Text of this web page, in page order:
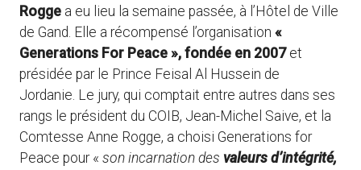
Rogge a eu lieu la semaine passée, à l’Hôtel de Ville
de Gand. Elle a récompensé l’organisation «
Generations For Peace », fondée en 2007et
présidée par le Prince Feisal Al Hussein de
Jordanie. Le jury, qui comptait entre autres dans ses
rangs le président du COIB, Jean-Michel Saive, et la
Comtesse Anne Rogge, a choisi Generations for
Peace pour « son incarnation des valeurs d’intégrité,